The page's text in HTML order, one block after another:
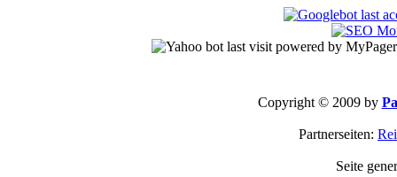
Copyright © 2009 by
Partnerseiten:
Seite